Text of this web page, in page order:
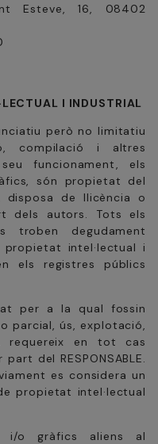
Esteve, 16, 08402
I INDUSTRIAL
però no limitatiu
compilació i altres
funcionament, els
són propietat del
disposa de llicència o
dels autors. Tots els
degudament
intel·lectual i
els registres públics
per a la qual fossin
parcial, ús, explotació,
requereix en tot cas
del RESPONSABLE.
es considera un
propietat intel·lectual
i/o gràfics aliens al